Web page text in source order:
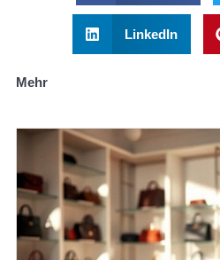
LinkedIn
Mehr